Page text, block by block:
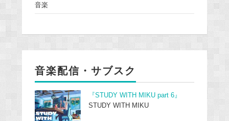
音楽
音楽配信・サブスク
『STUDY WITH MIKU part 6』
STUDY WITH MIKU